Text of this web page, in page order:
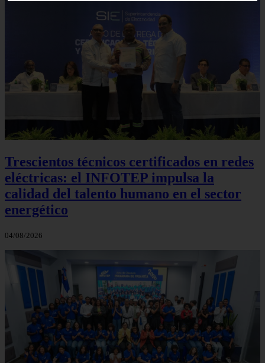
Trescientos técnicos certificados en redes
eléctricas: el INFOTEP impulsa la
calidad del talento humano en el sector
energético
04/08/2026